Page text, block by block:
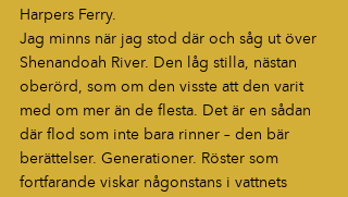
Harpers Ferry.
Jag minns när jag stod där och såg ut över
Shenandoah River. Den låg stilla, nästan
oberörd, som om den visste att den varit
med om mer än de flesta. Det är en sådan
där flod som inte bara rinner – den bär
berättelser. Generationer. Röster som
fortfarande viskar någonstans i vattnets